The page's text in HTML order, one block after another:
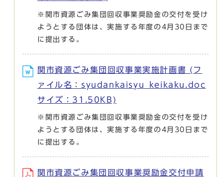
※関市資源ごみ集団回収事業奨励金の交付を受け
ようとする団体は、実施する年度の4月30日まで
に提出する。
関市資源ごみ集団回収事業実施計画書 (フ
ァイル名：syudankaisyu_keikaku.doc
サイズ：31.50KB)
※関市資源ごみ集団回収事業奨励金の交付を受け
ようとする団体は、実施する年度の4月30日まで
に提出する。
関市資源ごみ集団回収事業奨励金交付申請